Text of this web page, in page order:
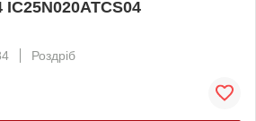
IC25N020ATCS04
Роздріб